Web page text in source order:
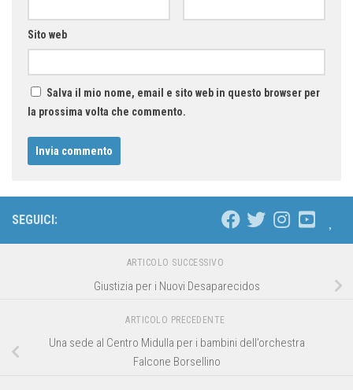
Sito web
Salva il mio nome, email e sito web in questo browser per
la prossima volta che commento.
SEGUICI:
ARTICOLO SUCCESSIVO
Giustizia per i Nuovi Desaparecidos
ARTICOLO PRECEDENTE
Una sede al Centro Midulla per i bambini dell’orchestra
Falcone Borsellino